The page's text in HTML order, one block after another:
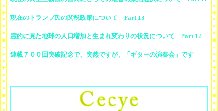
現在のトランプ氏の関税政策について Part 13
霊的に見た地球の人口増加と生まれ変わりの状況について Part 12
連載７００回突破記念で、突然ですが、「ギターの演奏会」です